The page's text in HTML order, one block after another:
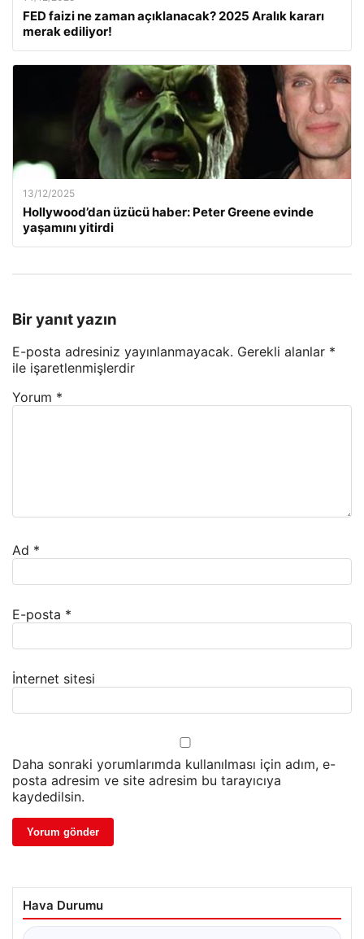
FED faizi ne zaman açıklanacak? 2025 Aralık kararı
merak ediliyor!
13/12/2025
Hollywood’dan üzücü haber: Peter Greene evinde
yaşamını yitirdi
Bir yanıt yazın
E-posta adresiniz yayınlanmayacak. Gerekli alanlar *
ile işaretlenmişlerdir
Yorum *
Ad *
E-posta *
İnternet sitesi
Daha sonraki yorumlarımda kullanılması için adım, e-
posta adresim ve site adresim bu tarayıcıya
kaydedilsin.
Hava Durumu